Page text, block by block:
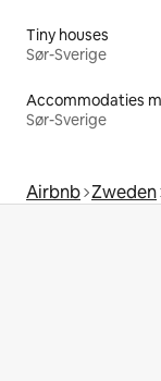
Tiny houses
Sør-Sverige
Sør-Sverige
Airbnb Zweden